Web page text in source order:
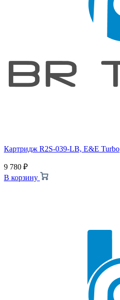
Картридж R2S-039-LB, E&E Turbo
9 780 ₽
В корзину